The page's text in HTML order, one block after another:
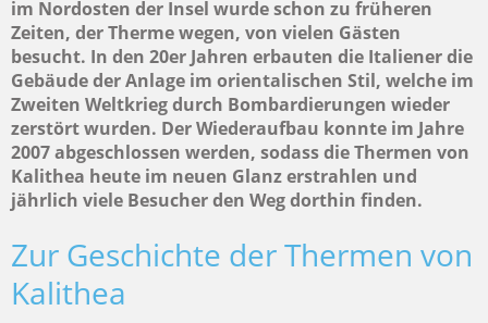
im Nordosten der Insel wurde schon zu früheren
Zeiten, der Therme wegen, von vielen Gästen
besucht. In den 20er Jahren erbauten die Italiener die
Gebäude der Anlage im orientalischen Stil, welche im
Zweiten Weltkrieg durch Bombardierungen wieder
zerstört wurden. Der Wiederaufbau konnte im Jahre
2007 abgeschlossen werden, sodass die Thermen von
Kalithea heute im neuen Glanz erstrahlen und
jährlich viele Besucher den Weg dorthin finden.
Zur Geschichte der Thermen von
Kalithea